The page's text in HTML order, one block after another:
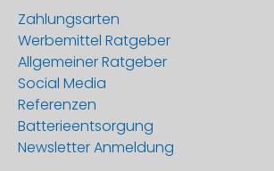
Zahlungsarten
Werbemittel Ratgeber
Allgemeiner Ratgeber
Social Media
Referenzen
Batterieentsorgung
Newsletter Anmeldung